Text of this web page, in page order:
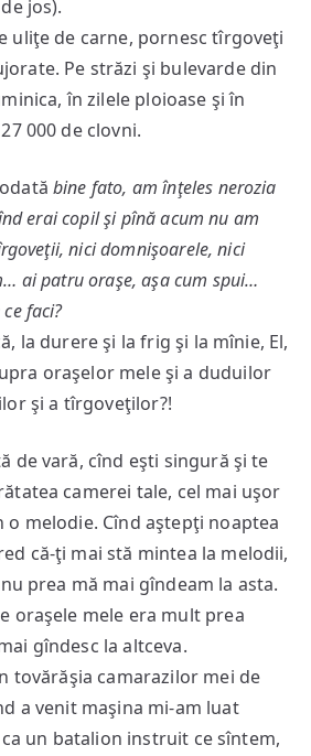
jos).
uliţe de carne, pornesc tîrgoveţi
Pe străzi şi bulevarde din
în zilele ploioase şi în
000 de clovni.
bine fato, am înţeles nerozia
erai copil şi pînă acum nu am
nici domnişoarele, nici
ai patru oraşe, aşa cum spui…
faci?
la durere şi la frig şi la mînie, El,
oraşelor mele şi a duduilor
şi a tîrgoveţilor?!
de vară, cînd eşti singură şi te
camerei tale, cel mai uşor
o melodie. Cînd aştepţi noaptea
că-ţi mai stă mintea la melodii,
prea mă mai gîndeam la asta.
oraşele mele era mult prea
gîndesc la altceva.
tovărăşia camarazilor mei de
a venit maşina mi-am luat
un batalion instruit ce sîntem,